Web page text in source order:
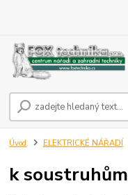
Úvod ELEKTRICKÉ NÁŘADÍ
k soustruhům